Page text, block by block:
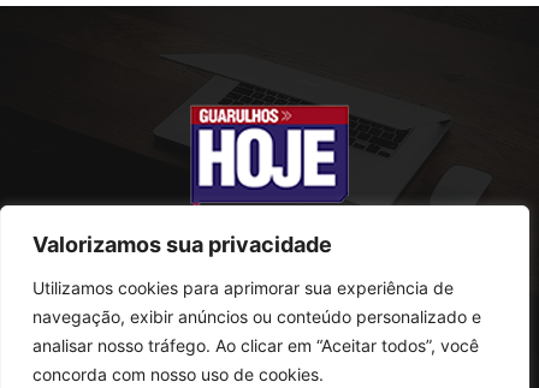
Valorizamos sua privacidade
Utilizamos cookies para aprimorar sua experiência de
navegação, exibir anúncios ou conteúdo personalizado e
analisar nosso tráfego. Ao clicar em “Aceitar todos”, você
concorda com nosso uso de cookies.
SOBRE NÓS
Rua Conselheiro Antonio Prado, 121